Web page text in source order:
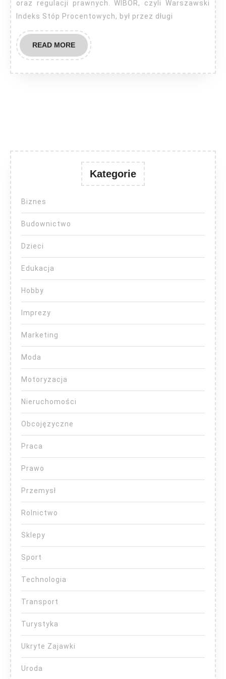
oraz regulacji prawnych. WIBOR, czyli Warszawski
Indeks Stóp Procentowych, był przez długi
READ MOREREAD
MORE
Kategorie
Biznes
Budownictwo
Dzieci
Edukacja
Hobby
Imprezy
Marketing
Moda
Motoryzacja
Nieruchomości
Obcojęzyczne
Praca
Prawo
Przemysł
Rolnictwo
Sklepy
Sport
Technologia
Transport
Turystyka
Ukryte Zajawki
Uroda